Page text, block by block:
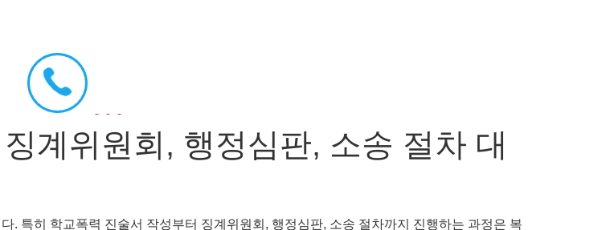
계위원회, 행정심판, 소송 절차 대
. 특히 학교폭력 진술서 작성부터 징계위원회, 행정심판, 소송 절차까지 진행하는 과정은 복